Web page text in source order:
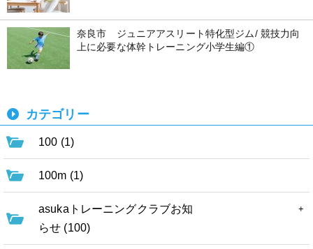
奈良市 ジュニアアスリート特化型ジム/ 競技力向
上に必要な体幹トレーニング小学生編①
カテゴリー
100 (1)
100m (1)
asukaトレーニングクラブお知
らせ (100)